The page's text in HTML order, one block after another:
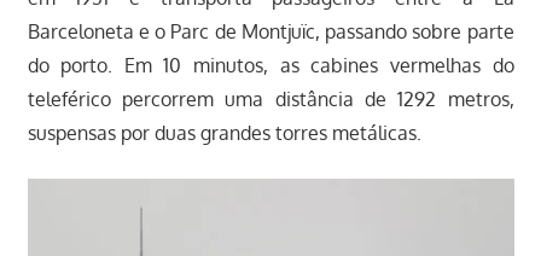
Barceloneta e o Parc de Montjuïc, passando sobre parte
do porto. Em 10 minutos, as cabines vermelhas do
teleférico percorrem uma distância de 1292 metros,
suspensas por duas grandes torres metálicas.